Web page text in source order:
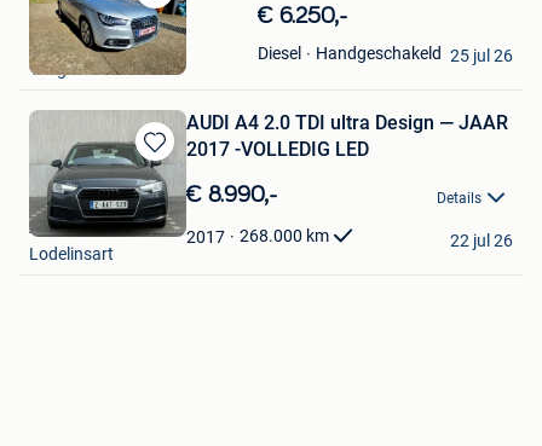
Bewaren
in
Mijn
Favorieten
€ 6.250,-
Diesel Handgeschakeld
Da3m0ns98
Tongeren
25 jul 26
Bewaren
in
Mijn
Favorieten
AUDI A4 2.0 TDI ultra Design — JAAR
2017 -VOLLEDIG LED
€ 8.990,- Details
2017 268.000 km
‍️‍️‍️AE MOTORS
Lodelinsart
22 jul 26